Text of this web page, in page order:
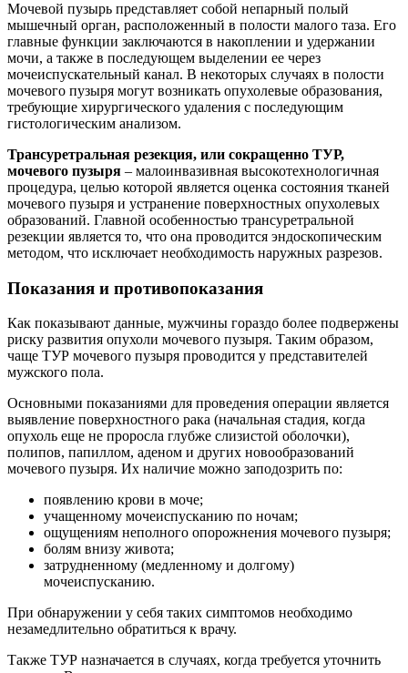
Мочевой пузырь представляет собой непарный полый
мышечный орган, расположенный в полости малого таза. Его
главные функции заключаются в накоплении и удержании
мочи, а также в последующем выделении ее через
мочеиспускательный канал. В некоторых случаях в полости
мочевого пузыря могут возникать опухолевые образования,
требующие хирургического удаления с последующим
гистологическим анализом.
Трансуретральная резекция, или сокращенно ТУР,
мочевого пузыря – малоинвазивная высокотехнологичная
процедура, целью которой является оценка состояния тканей
мочевого пузыря и устранение поверхностных опухолевых
образований. Главной особенностью трансуретральной
резекции является то, что она проводится эндоскопическим
методом, что исключает необходимость наружных разрезов.
Показания и противопоказания
Как показывают данные, мужчины гораздо более подвержены
риску развития опухоли мочевого пузыря. Таким образом,
чаще ТУР мочевого пузыря проводится у представителей
мужского пола.
Основными показаниями для проведения операции является
выявление поверхностного рака (начальная стадия, когда
опухоль еще не проросла глубже слизистой оболочки),
полипов, папиллом, аденом и других новообразований
мочевого пузыря. Их наличие можно заподозрить по:
появлению крови в моче;
учащенному мочеиспусканию по ночам;
ощущениям неполного опорожнения мочевого пузыря;
болям внизу живота;
затрудненному (медленному и долгому)
мочеиспусканию.
При обнаружении у себя таких симптомов необходимо
незамедлительно обратиться к врачу.
Также ТУР назначается в случаях, когда требуется уточнить